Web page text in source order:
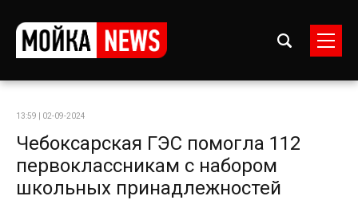
13:59 | 02-09-2024
Чебоксарская ГЭС помогла 112
первоклассникам с набором
школьных принадлежностей